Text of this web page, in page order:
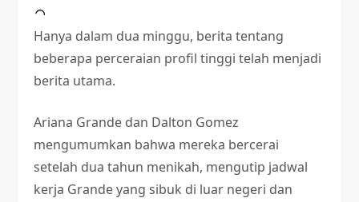
Hanya dalam dua minggu, berita tentang
beberapa perceraian profil tinggi telah menjadi
berita utama.
Ariana Grande dan Dalton Gomez
mengumumkan bahwa mereka bercerai
setelah dua tahun menikah, mengutip jadwal
kerja Grande yang sibuk di luar negeri dan